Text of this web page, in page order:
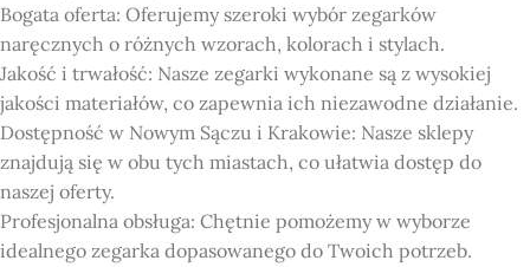
Bogata oferta: Oferujemy szeroki wybór zegarków
naręcznych o różnych wzorach, kolorach i stylach.
Jakość i trwałość: Nasze zegarki wykonane są z wysokiej
jakości materiałów, co zapewnia ich niezawodne działanie.
Dostępność w Nowym Sączu i Krakowie: Nasze sklepy
znajdują się w obu tych miastach, co ułatwia dostęp do
naszej oferty.
Profesjonalna obsługa: Chętnie pomożemy w wyborze
idealnego zegarka dopasowanego do Twoich potrzeb.